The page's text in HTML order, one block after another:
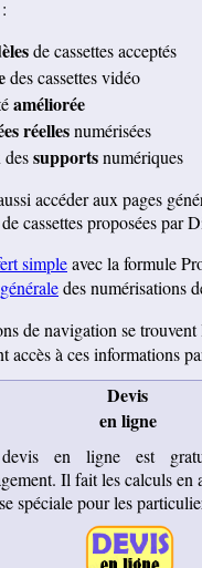
de cassettes acceptés
des cassettes vidéo
améliorée
réellesnumérisées
supportsnumériques
accéder aux pages
cassettes proposées par
simpleavec la formule
des numérisations
de navigation se trouvent
accès à ces informations
Devis
en ligne
en ligne est
Il fait les calculs en
spéciale pour les